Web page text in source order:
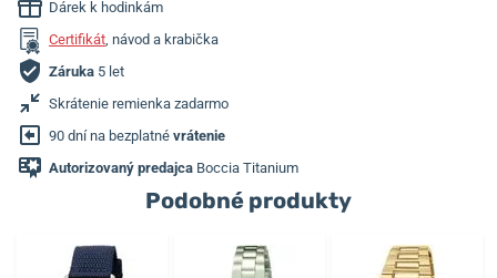
Dárek k hodinkám
Certifikát, návod a krabička
Záruka 5 let
Skrátenie remienka zadarmo
90 dní na bezplatné vrátenie
Autorizovaný predajca Boccia Titanium
Podobné produkty